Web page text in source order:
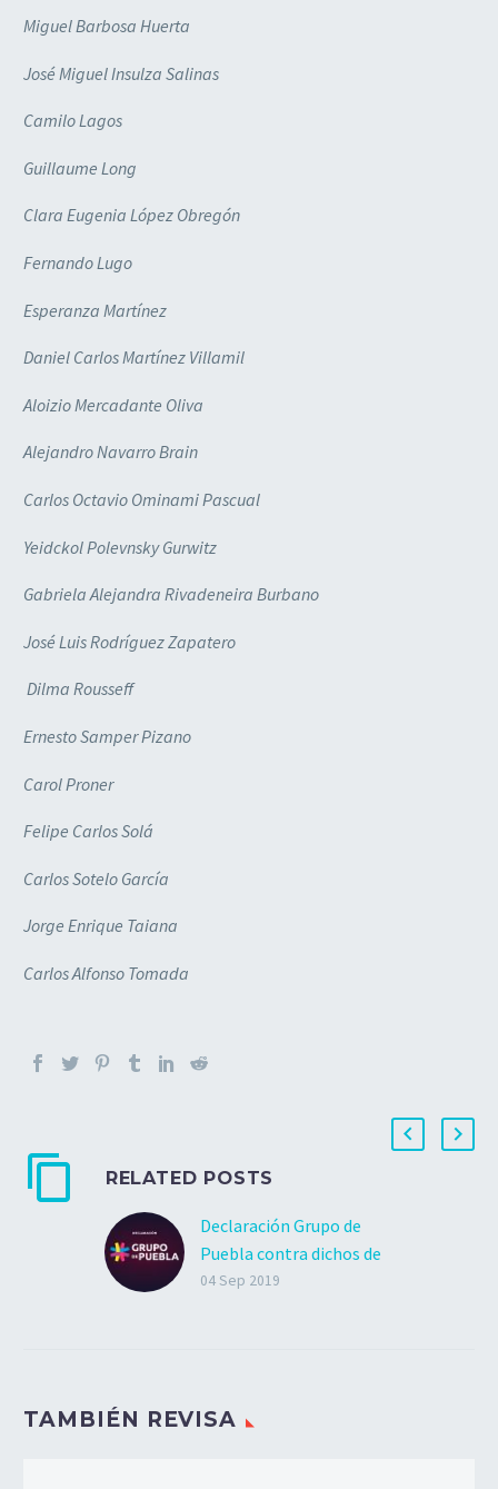
Miguel Barbosa Huerta
José Miguel Insulza Salinas
Camilo Lagos
Guillaume Long
Clara Eugenia López Obregón
Fernando Lugo
Esperanza Martínez
Daniel Carlos Martínez Villamil
Aloizio Mercadante Oliva
Alejandro Navarro Brain
Carlos Octavio Ominami Pascual
Yeidckol Polevnsky Gurwitz
Gabriela Alejandra Rivadeneira Burbano
José Luis Rodríguez Zapatero
Dilma Rousseff
Ernesto Samper Pizano
Carol Proner
Felipe Carlos Solá
Carlos Sotelo García
Jorge Enrique Taiana
Carlos Alfonso Tomada
RELATED POSTS
Declaración Grupo de
Puebla contra dichos de
Jair Bolsonaro
Presidente Jair
04 Sep 2019
TAMBIÉN REVISA